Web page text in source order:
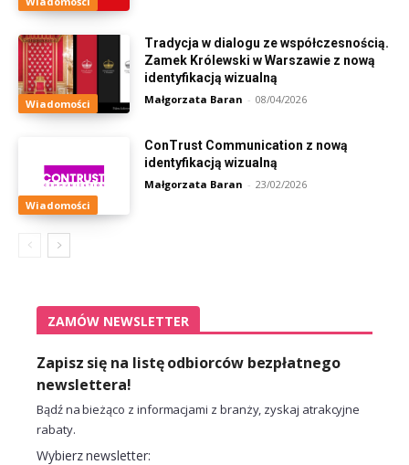
Wiadomości
Tradycja w dialogu ze współczesnością.
Zamek Królewski w Warszawie z nową
identyfikacją wizualną
Małgorzata Baran - 08/04/2026
Wiadomości
ConTrust Communication z nową
identyfikacją wizualną
Małgorzata Baran - 23/02/2026
ZAMÓW NEWSLETTER
Zapisz się na listę odbiorców bezpłatnego
newslettera!
Bądź na bieżąco z informacjami z branży, zyskaj atrakcyjne
rabaty.
Wybierz newsletter: